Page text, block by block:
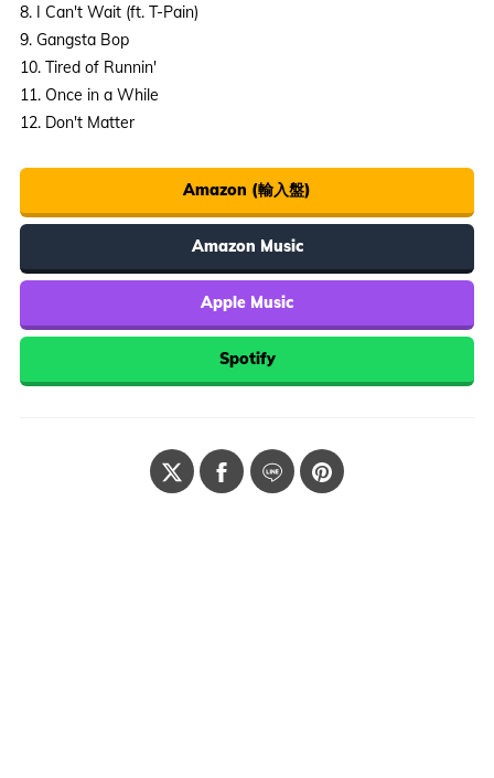
8. I Can't Wait (ft. T-Pain)
9. Gangsta Bop
10. Tired of Runnin'
11. Once in a While
12. Don't Matter
Amazon (輸入盤)
Amazon Music
Apple Music
Spotify